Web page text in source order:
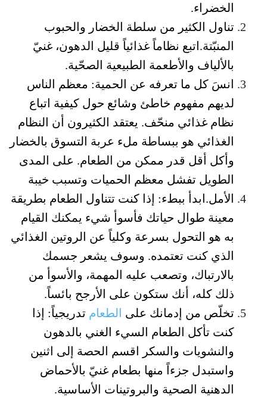
الخضراء.
تناول الكثير من سلطة الخضار والحبوب
المنبّتة.اتبع نظاماً غذائياً قليل الدهون، غنيّ
بالألياف والأطعمة الطبيعية الصحّية.
انسَ كل ما تعرفه عن الحمية: معظم الناس
لديهم مفهوم خاطئ وشائع حول كيفية اتباع
نظام غذائي منحّف. يعتقد الكثيرون أن النظام
الغذائي هو ببساطة ملء عربة التسوق بالخضار
وأكل أقل قدر ممكن من الطعام. على المدى
الطويل تفشل معظم الحميات وتسبب خيبة
الأمل.ابدأ ببطء: إذا كنت تتناول الطعام بطريقة
معينة طوال حياتك فأسوأ شيء يمكنك القيام
به هو التحول بسرعة وكلياً عن الروتين الغذائي
الذي كنت تعتمده. وسوف يشعر جسمك
بالارتباك، وتصعب عليه المهمة، والأسوأ من
ذلك كله، أنك ستكون على الأرجح بائساً.
تخلّص من إدمانك على الطعام تدريجياً: إذا
كنت تأكل الطعام السيء الغني بالدهون
والنشويات والسكر اقسم الحصة إلى اثنين
واستبدل جزءاً منها بطعام غنيّ بالأحماض
الدهنية الصحية والبروتينات الأساسية.